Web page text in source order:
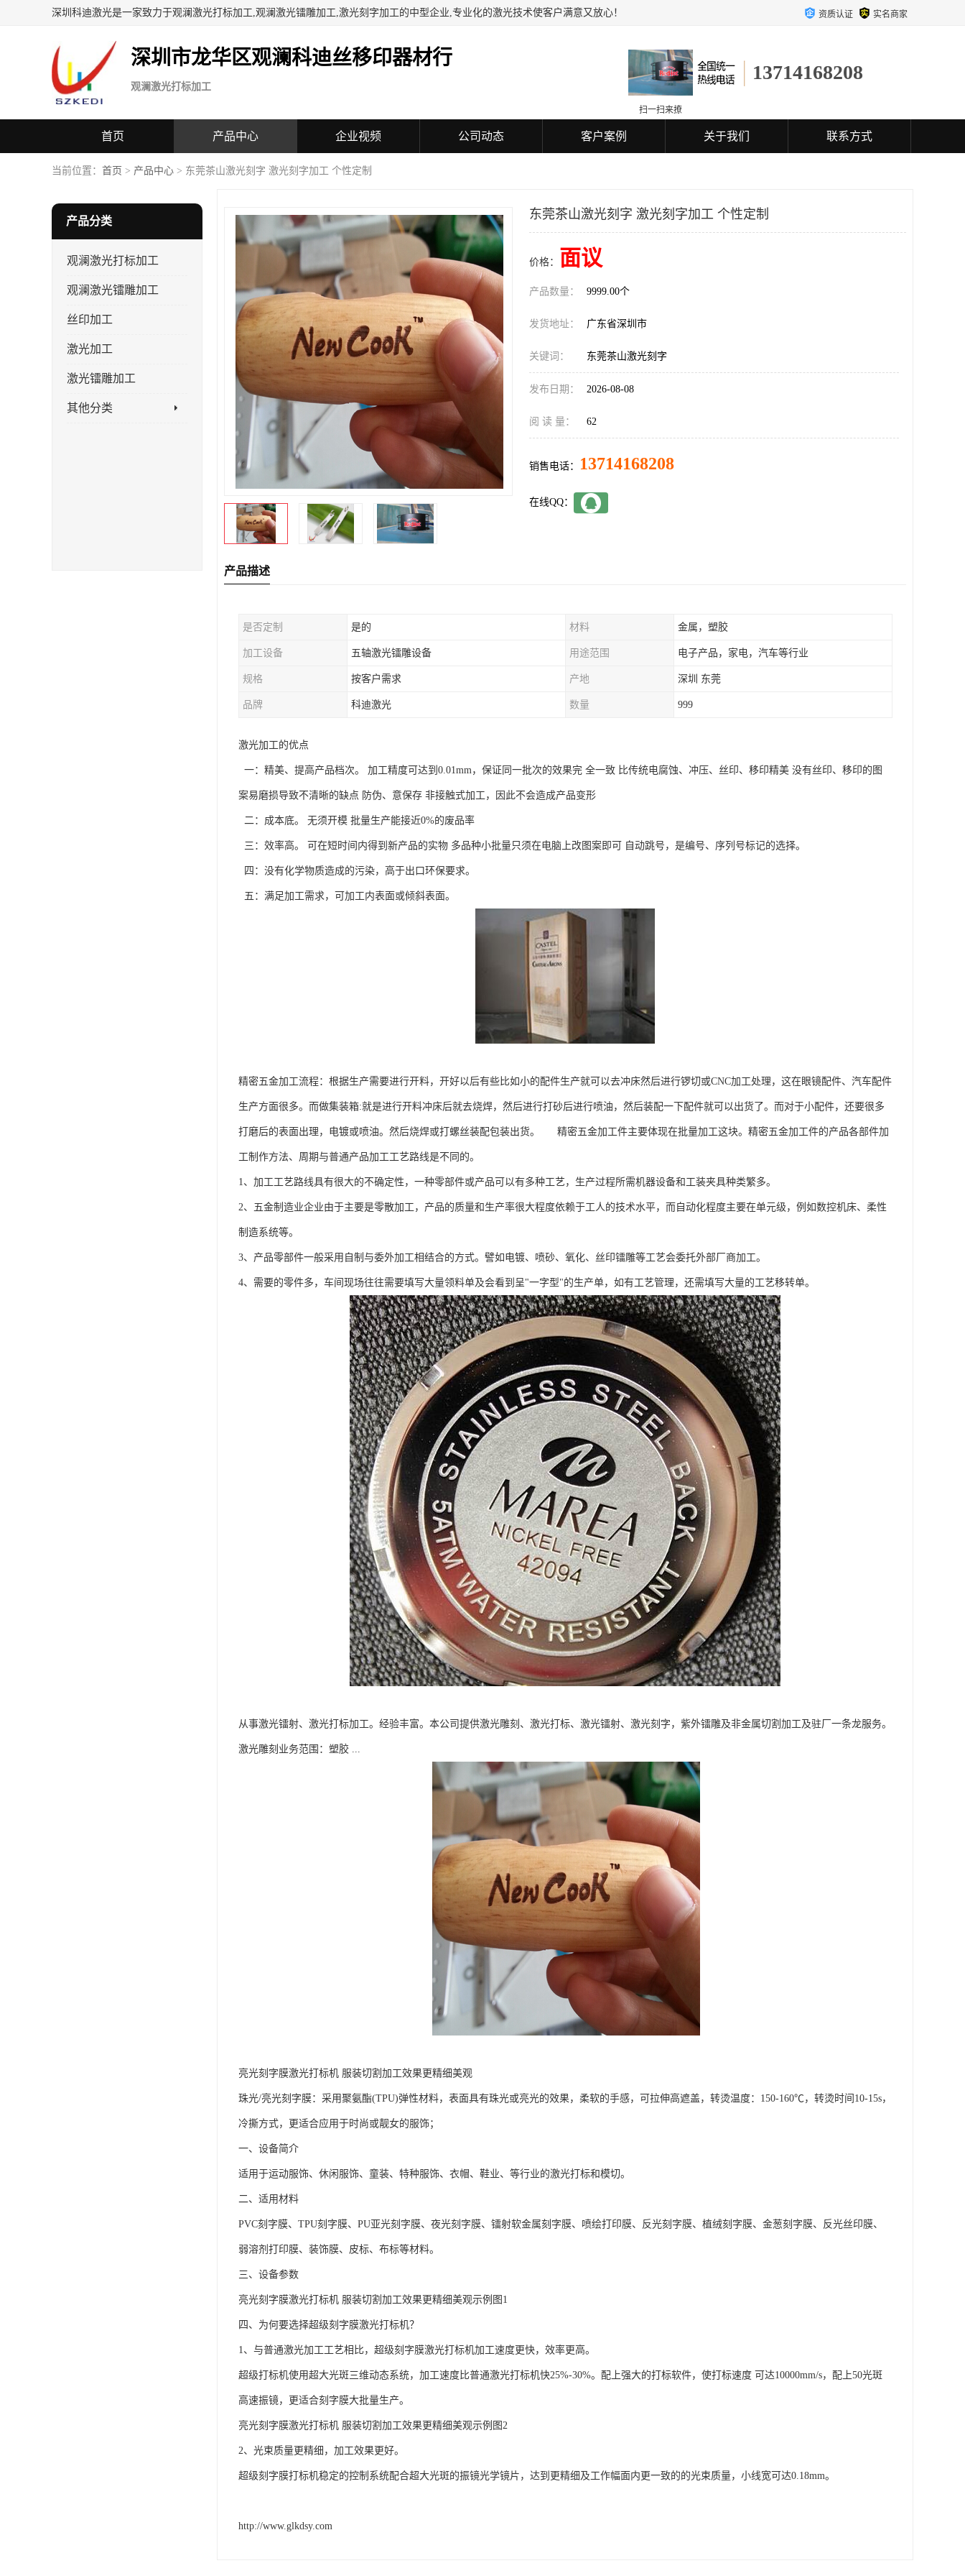
深圳科迪激光是一家致力于观澜激光打标加工,观澜激光镭雕加工,激光刻字加工的中型企业,专业化的激光技术使客户满意又放心！ 资质认证 实名商家
深圳市龙华区观澜科迪丝移印器材行
观澜激光打标加工
13714168208
扫一扫来撩
首页 产品中心 企业视频 公司动态 客户案例 关于我们 联系方式
当前位置： 首页 > 产品中心 > 东莞茶山激光刻字 激光刻字加工 个性定制
产品分类
观澜激光打标加工
观澜激光镭雕加工
丝印加工
激光加工
激光镭雕加工
其他分类
东莞茶山激光刻字 激光刻字加工 个性定制
价格： 面议
产品数量： 9999.00个
发货地址： 广东省深圳市
关键词： 东莞茶山激光刻字
发布日期： 2026-08-08
阅 读 量： 62
销售电话： 13714168208
在线QQ：
产品描述
是否定制 是的 材料 金属，塑胶
加工设备 五轴激光镭雕设备 用途范围 电子产品，家电，汽车等行业
规格 按客户需求 产地 深圳 东莞
品牌 科迪激光 数量 999
激光加工的优点
一：精美、提高产品档次。 加工精度可达到0.01mm，保证同一批次的效果完 全一致 比传统电腐蚀、冲压、丝印、移印精美 没有丝印、移印的图
案易磨损导致不清晰的缺点 防伪、意保存 非接触式加工，因此不会造成产品变形
二：成本底。 无须开模 批量生产能接近0%的废品率
三：效率高。 可在短时间内得到新产品的实物 多品种小批量只须在电脑上改图案即可 自动跳号，是编号、序列号标记的选择。
四：没有化学物质造成的污染，高于出口环保要求。
五：满足加工需求，可加工内表面或倾斜表面。
精密五金加工流程：根据生产需要进行开料，开好以后有些比如小的配件生产就可以去冲床然后进行锣切或CNC加工处理，这在眼镜配件、汽车配件
生产方面很多。而做集装箱:就是进行开料冲床后就去烧焊，然后进行打砂后进行喷油，然后装配一下配件就可以出货了。而对于小配件，还要很多
打磨后的表面出理，电镀或喷油。然后烧焊或打螺丝装配包装出货。 精密五金加工件主要体现在批量加工这块。精密五金加工件的产品各部件加
工制作方法、周期与普通产品加工工艺路线是不同的。
1、加工工艺路线具有很大的不确定性，一种零部件或产品可以有多种工艺，生产过程所需机器设备和工装夹具种类繁多。
2、五金制造业企业由于主要是零散加工，产品的质量和生产率很大程度依赖于工人的技术水平，而自动化程度主要在单元级，例如数控机床、柔性
制造系统等。
3、产品零部件一般采用自制与委外加工相结合的方式。譬如电镀、喷砂、氧化、丝印镭雕等工艺会委托外部厂商加工。
4、需要的零件多，车间现场往往需要填写大量领料单及会看到呈"一字型"的生产单，如有工艺管理，还需填写大量的工艺移转单。
从事激光镭射、激光打标加工。经验丰富。本公司提供激光雕刻、激光打标、激光镭射、激光刻字，紫外镭雕及非金属切割加工及驻厂一条龙服务。
激光雕刻业务范围：塑胶 ...
亮光刻字膜激光打标机 服装切割加工效果更精细美观
珠光/亮光刻字膜：采用聚氨酯(TPU)弹性材料，表面具有珠光或亮光的效果，柔软的手感，可拉伸高遮盖，转烫温度：150-160℃，转烫时间10-15s，
冷撕方式，更适合应用于时尚或靓女的服饰；
一、设备简介
适用于运动服饰、休闲服饰、童装、特种服饰、衣帽、鞋业、等行业的激光打标和模切。
二、适用材料
PVC刻字膜、TPU刻字膜、PU亚光刻字膜、夜光刻字膜、镭射软金属刻字膜、喷绘打印膜、反光刻字膜、植绒刻字膜、金葱刻字膜、反光丝印膜、
弱溶剂打印膜、装饰膜、皮标、布标等材料。
三、设备参数
亮光刻字膜激光打标机 服装切割加工效果更精细美观示例图1
四、为何要选择超级刻字膜激光打标机？
1、与普通激光加工工艺相比，超级刻字膜激光打标机加工速度更快，效率更高。
超级打标机使用超大光斑三维动态系统，加工速度比普通激光打标机快25%-30%。配上强大的打标软件，使打标速度 可达10000mm/s，配上50光斑
高速振镜，更适合刻字膜大批量生产。
亮光刻字膜激光打标机 服装切割加工效果更精细美观示例图2
2、光束质量更精细，加工效果更好。
超级刻字膜打标机稳定的控制系统配合超大光斑的振镜光学镜片，达到更精细及工作幅面内更一致的的光束质量，小线宽可达0.18mm。
http://www.glkdsy.com